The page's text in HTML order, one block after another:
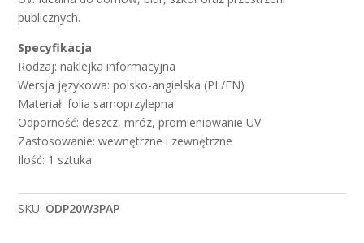
publicznych.
Specyfikacja
Rodzaj: naklejka informacyjna
Wersja językowa: polsko-angielska (PL/EN)
Materiał: folia samoprzylepna
Odporność: deszcz, mróz, promieniowanie UV
Zastosowanie: wewnętrzne i zewnętrzne
Ilość: 1 sztuka
SKU: ODP20W3PAP